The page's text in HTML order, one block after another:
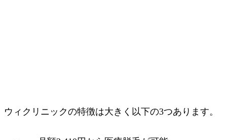
ウィクリニックの特徴は大きく以下の3つあります。